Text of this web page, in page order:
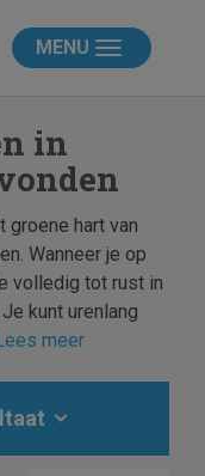
MENU
in
groene hart van
Wanneer je op
volledig tot rust in
kunt urenlang
meer